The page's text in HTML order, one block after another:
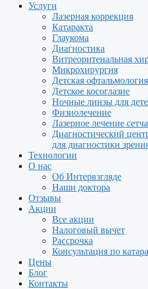
Услуги
Лазерная коррекция
Катаракта
Глаукома
Диагностика
Витреоритенальная
Микрохирургия
Детская офтальмология
Детское косоглазие
Ночные линзы для
Физиолечение
Лазерное лечение
Диагностический
для диагностики
Технологии
О нас
Об Интервзгляде
Наши доктора
Отзывы
Акции
Все акции
Налоговый вычет
Рассрочка
Консультация по
Цены
Блог
Контакты